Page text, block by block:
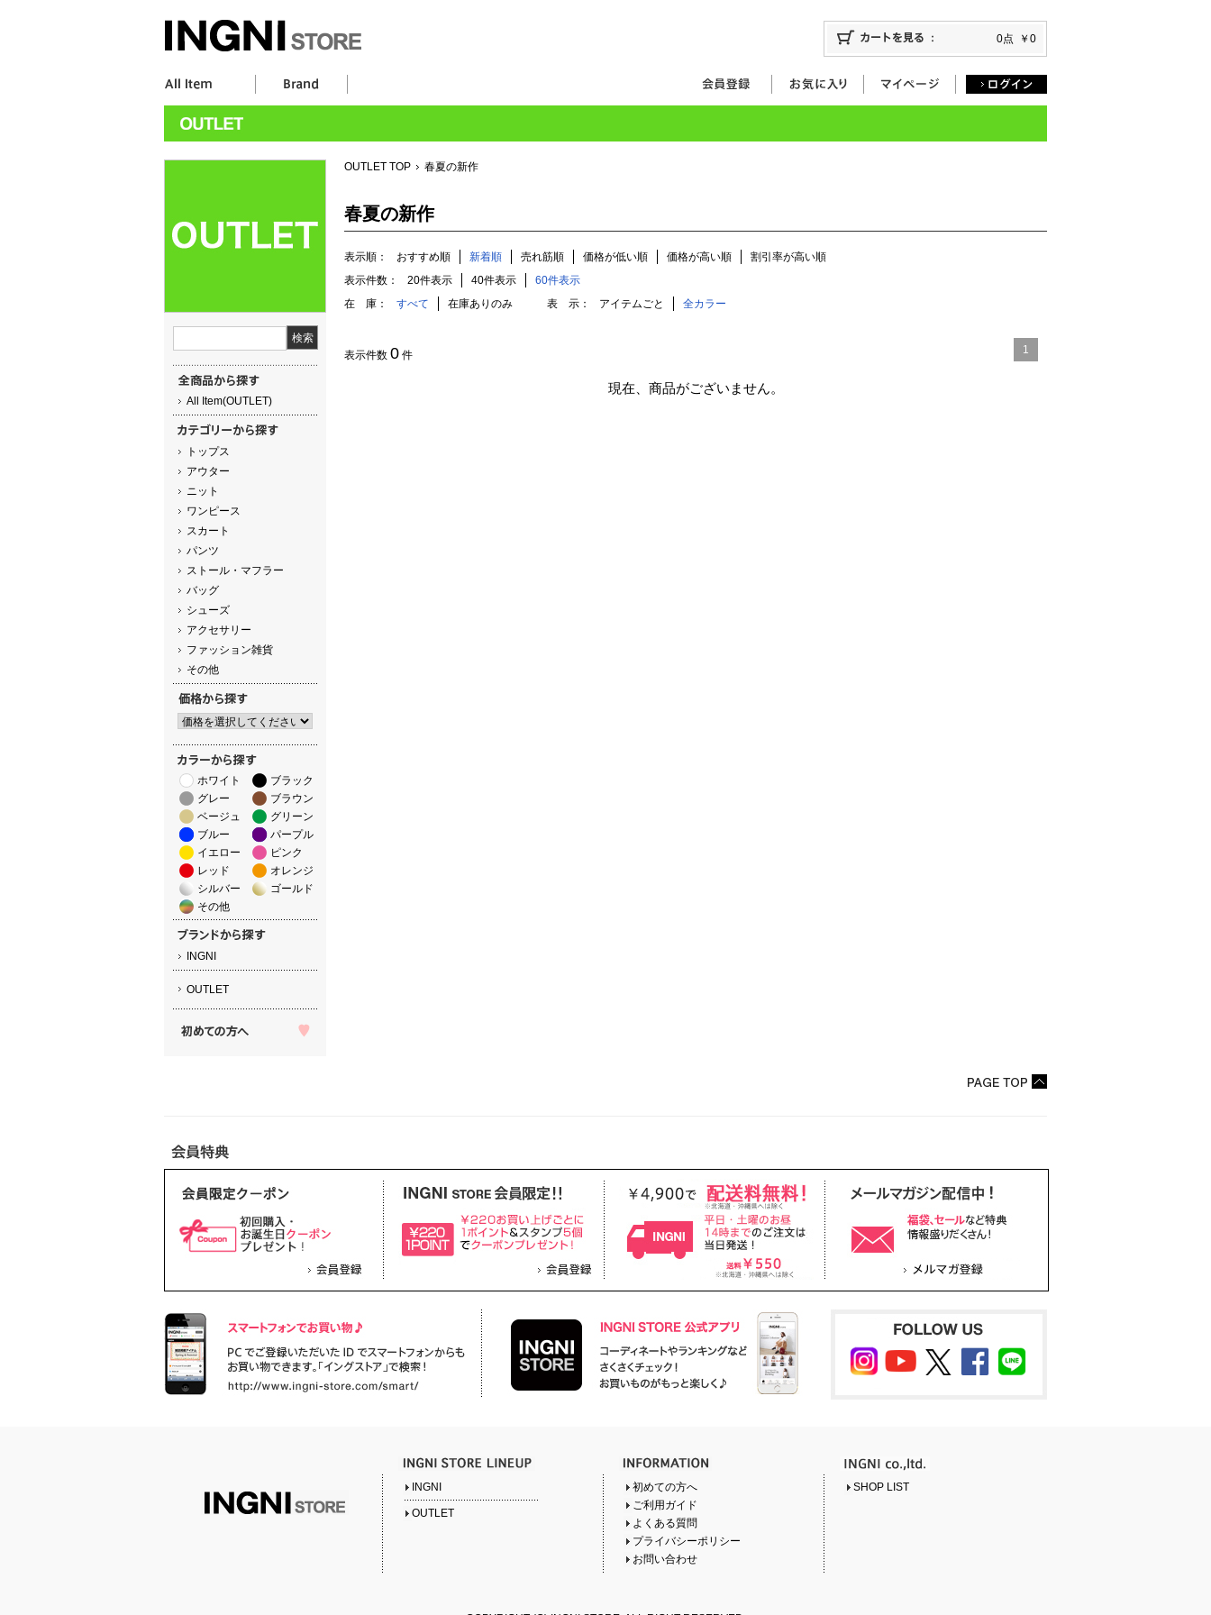
0点 ￥0
All Item(OUTLET)
トップス
アウター
ニット
ワンピース
スカート
パンツ
ストール・マフラー
バッグ
シューズ
アクセサリー
ファッション雑貨
その他
ホワイト
ブラック
グレー
ブラウン
ベージュ
グリーン
ブルー
パープル
イエロー
ピンク
レッド
オレンジ
シルバー
ゴールド
その他
INGNI
OUTLET
OUTLET TOP 春夏の新作
春夏の新作
表示順： おすすめ順 新着順 売れ筋順 価格が低い順 価格が高い順
割引率が高い順
表示件数：
20件表示 40件表示
60件表示
在 庫：
すべて 在庫ありのみ 表 示： アイテムごと 全カラー
表示件数 0 件 1
現在、商品がございません。
INGNI
OUTLET
初めての方へ
ご利用ガイド
よくある質問
プライバシーポリシー
お問い合わせ
SHOP LIST